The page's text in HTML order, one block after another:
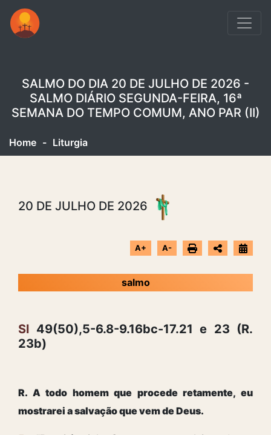
SALMO DO DIA 20 DE JULHO DE 2026 -
SALMO DIÁRIO SEGUNDA-FEIRA, 16ª
SEMANA DO TEMPO COMUM, ANO PAR (II)
Home - Liturgia
20 DE JULHO DE 2026
A+ A-
salmo
Sl 49(50),5-6.8-9.16bc-17.21 e 23 (R.
23b)
R. A todo homem que procede retamente, eu
mostrarei a salvação que vem de Deus.